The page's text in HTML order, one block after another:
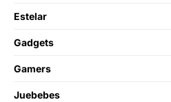
Estelar
Gadgets
Gamers
Juebebes